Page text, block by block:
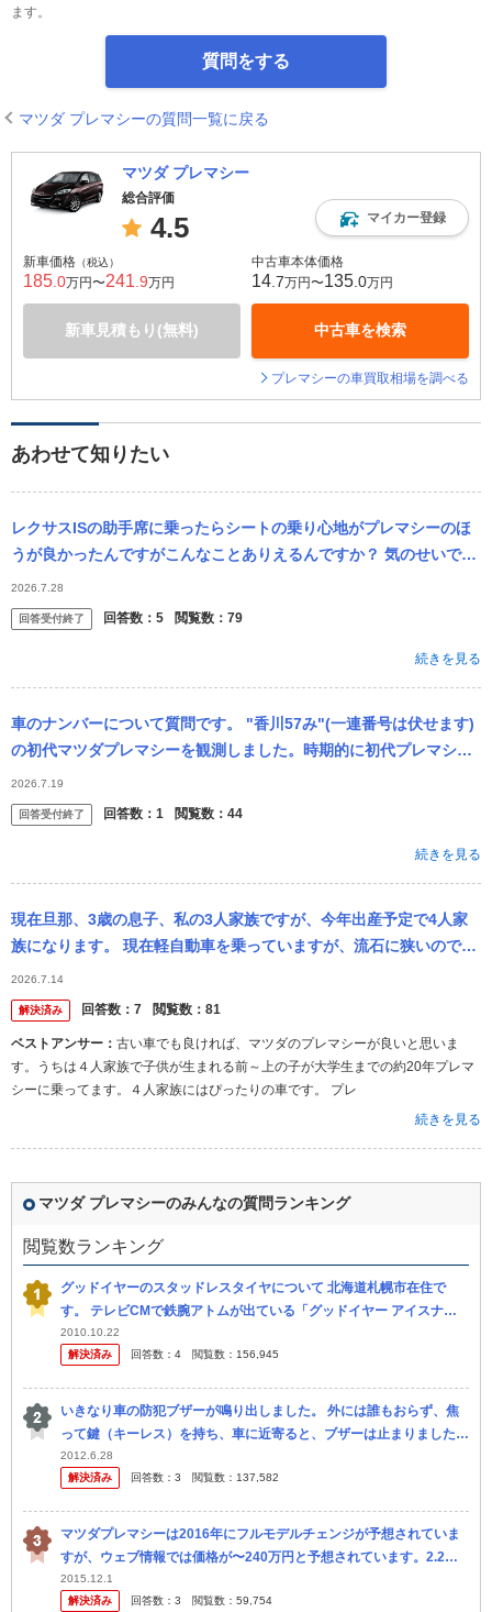
ます。
質問をする
マツダ プレマシーの質問一覧に戻る
マツダ プレマシー
総合評価
4.5 マイカー登録
新車価格 （税込）
185 .0万円〜241 .9万円
新車見積もり(無料)
中古車本体価格
14 .7万円〜135 .0万円
中古車を検索
プレマシーの車買取相場を調べる
あわせて知りたい
レクサスISの助手席に乗ったらシートの乗り心地がプレマシーのほ
うが良かったんですがこんなことありえるんですか？ 気のせいです
か？
2026.7.28
回答受付終了 回答数： 5 閲覧数： 79
続きを見る
車のナンバーについて質問です。 "香川57み"(一連番号は伏せます)
の初代マツダプレマシーを観測しました。時期的に初代プレマシー
の二桁ナンバーは約1ヶ月ほどしか存在しないよう...
2026.7.19
回答受付終了 回答数： 1 閲覧数： 44
続きを見る
現在旦那、3歳の息子、私の3人家族ですが、今年出産予定で4人家
族になります。 現在軽自動車を乗っていますが、流石に狭いので車
の買い替えを検討しています。 貯金はあまりないので中古車で予算
100万...
2026.7.14
解決済み 回答数： 7 閲覧数： 81
ベストアンサー： 古い車でも良ければ、マツダのプレマシーが良いと思いま
す。うちは４人家族で子供が生まれる前～上の子が大学生までの約20年プレマ
シーに乗ってます。４人家族にはぴったりの車です。 プレ
続きを見る
マツダ プレマシーのみんなの質問ランキング
閲覧数ランキング
グッドイヤーのスタッドレスタイヤについて 北海道札幌市在住で
す。 テレビCMで鉄腕アトムが出ている「グッドイヤー アイスナビ
ゼア」なんですが、性能はどうなんでしょうか？ 今冬用のスタッド
レスを...
2010.10.22
解決済み
回答数： 4 閲覧数： 156,945
いきなり車の防犯ブザーが鳴り出しました。 外には誰もおらず、焦
って鍵（キーレス）を持ち、車に近寄ると、ブザーは止まりました。
エンジンをかければ ブザーは止まる仕組みのようですが、これは誤
作動でし...
2012.6.28
解決済み
回答数： 3 閲覧数： 137,582
マツダプレマシーは2016年にフルモデルチェンジが予想されていま
すが、ウェブ情報では価格が〜240万円と予想されています。2.2ス
カイアクティブDを実装してその価格と言うのはかなりお買い得な
印...
2015.12.1
解決済み
回答数： 3 閲覧数： 59,754